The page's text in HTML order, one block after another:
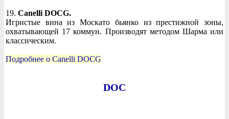
19. Canelli DOCG.
Игристые вина из Москато бьянко из престижной зоны,
охватывающей 17 коммун. Производят методом Шарма или
классическим.
Подробнее о Canelli DOCG
DOC